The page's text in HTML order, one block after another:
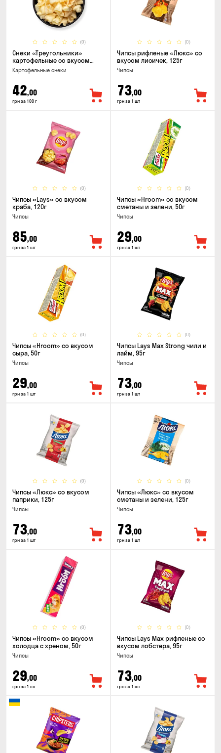
(0)
Снеки «Треугольники»
картофельные со вкусом
сметаны с луком
Картофельные снеки
42,00
грн за 100 г
(0)
Чипсы рифленые «Люкс» со
вкусом лисичек, 125г
Чипсы
73,00
грн за 1 шт
(0)
Чипсы «Lays» со вкусом
краба, 120г
Чипсы
85,00
грн за 1 шт
(0)
Чипсы «Hroom» со вкусом
сметаны и зелени, 50г
Чипсы
29,00
грн за 1 шт
(0)
Чипсы «Hroom» со вкусом
сыра, 50г
Чипсы
29,00
грн за 1 шт
(0)
Чипсы Lays Max Strong чили и
лайм, 95г
Чипсы
73,00
грн за 1 шт
(0)
Чипсы «Люкс» со вкусом
паприки, 125г
Чипсы
73,00
грн за 1 шт
(0)
Чипсы «Люкс» со вкусом
сметаны и зелени, 125г
Чипсы
73,00
грн за 1 шт
(0)
Чипсы «Hroom» со вкусом
холодца с хреном, 50г
Чипсы
29,00
грн за 1 шт
(0)
Чипсы Lays Max рифленые со
вкусом лобстера, 95г
Чипсы
73,00
грн за 1 шт